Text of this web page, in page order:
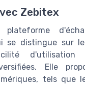
Zebitex
se distingue sur
d'utilisation
Elle
tels que